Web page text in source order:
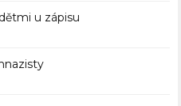
u zápisu